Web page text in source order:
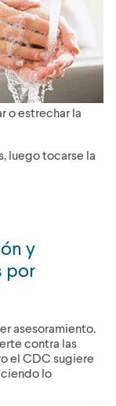
o estrechar la
luego tocarse la
y
por
asesoramiento.
contra las
el CDC sugiere
lo